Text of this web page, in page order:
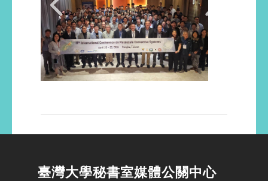
臺灣大學秘書室媒體公關中心